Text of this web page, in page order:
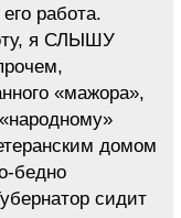
работа.
я СЛЫШУ
«мажора»,
домом
бедно
сидит